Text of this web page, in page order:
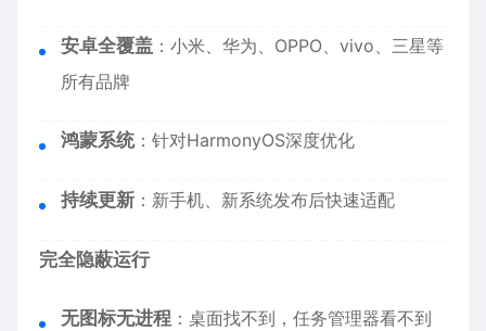
安卓全覆盖 ：小米、华为、OPPO、vivo、三星等
所有品牌
鸿蒙系统：针对HarmonyOS深度优化
持续更新 ：新手机、新系统发布后快速适配
完全隐蔽运行
无图标无进程 ：桌面找不到，任务管理器看不到